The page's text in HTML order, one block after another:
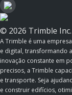
© 2026 Trimble Inc.
A Trimble é uma
e digital, transformando
inovação constante em
precisos, a Trimble
e transporte. Seja
e construir edifícios,